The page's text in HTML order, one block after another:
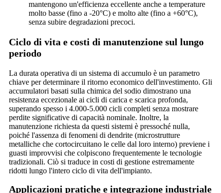
mantengono un'efficienza eccellente anche a temperature
molto basse (fino a -20°C) e molto alte (fino a +60°C),
senza subire degradazioni precoci.
Ciclo di vita e costi di manutenzione sul lungo
periodo
La durata operativa di un sistema di accumulo è un parametro
chiave per determinare il ritorno economico dell'investimento. Gli
accumulatori basati sulla chimica del sodio dimostrano una
resistenza eccezionale ai cicli di carica e scarica profonda,
superando spesso i 4.000-5.000 cicli completi senza mostrare
perdite significative di capacità nominale. Inoltre, la
manutenzione richiesta da questi sistemi è pressoché nulla,
poiché l'assenza di fenomeni di dendrite (microstrutture
metalliche che cortocircuitano le celle dal loro interno) previene i
guasti improvvisi che colpiscono frequentemente le tecnologie
tradizionali. Ciò si traduce in costi di gestione estremamente
ridotti lungo l'intero ciclo di vita dell'impianto.
Applicazioni pratiche e integrazione industriale